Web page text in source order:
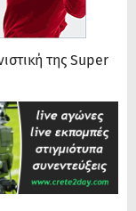
της Super